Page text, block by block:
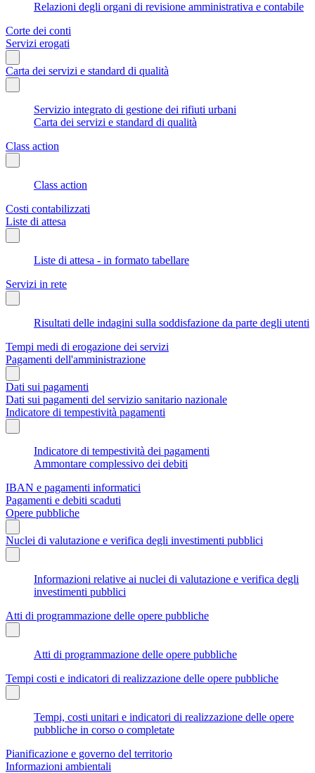
Relazioni degli organi di revisione amministrativa e contabile
Corte dei conti
Servizi erogati
Carta dei servizi e standard di qualità
Servizio integrato di gestione dei rifiuti urbani
Carta dei servizi e standard di qualità
Class action
Class action
Costi contabilizzati
Liste di attesa
Liste di attesa - in formato tabellare
Servizi in rete
Risultati delle indagini sulla soddisfazione da parte degli utenti
Tempi medi di erogazione dei servizi
Pagamenti dell'amministrazione
Dati sui pagamenti
Dati sui pagamenti del servizio sanitario nazionale
Indicatore di tempestività pagamenti
Indicatore di tempestività dei pagamenti
Ammontare complessivo dei debiti
IBAN e pagamenti informatici
Pagamenti e debiti scaduti
Opere pubbliche
Nuclei di valutazione e verifica degli investimenti pubblici
Informazioni relative ai nuclei di valutazione e verifica degli
investimenti pubblici
Atti di programmazione delle opere pubbliche
Atti di programmazione delle opere pubbliche
Tempi costi e indicatori di realizzazione delle opere pubbliche
Tempi, costi unitari e indicatori di realizzazione delle opere
pubbliche in corso o completate
Pianificazione e governo del territorio
Informazioni ambientali